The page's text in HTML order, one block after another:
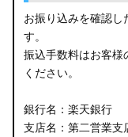
お振り込みを確認し
す。
振込手数料はお客様
ください。
銀行名：楽天銀行
支店名：第二営業支